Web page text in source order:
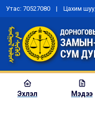
Утас: 70527080 | Цахим
Эхлэл Мэдээ